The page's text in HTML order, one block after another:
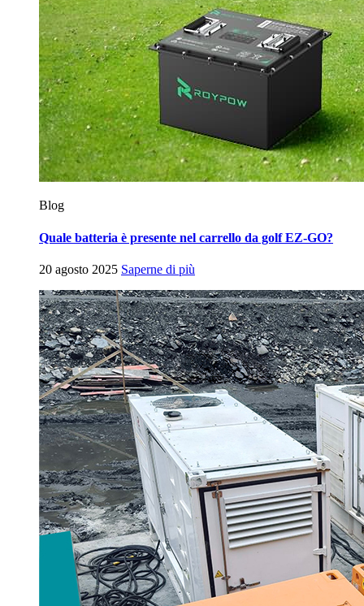
Blog
Quale batteria è presente nel carrello da golf EZ-GO?
20 agosto 2025 Saperne di più